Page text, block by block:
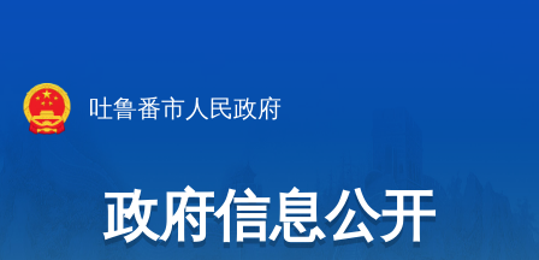
吐鲁番市人民政府
政府信息公开